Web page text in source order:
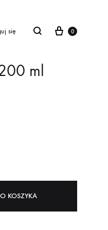
się Cart
0
ml
KOSZYKA